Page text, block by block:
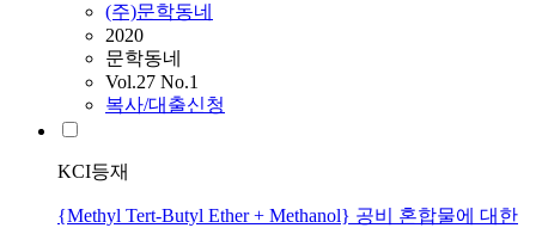
(주)문학동네
2020
문학동네
Vol.27 No.1
복사/대출신청
KCI등재
{Methyl Tert-Butyl Ether + Methanol} 공비 혼합물에 대한